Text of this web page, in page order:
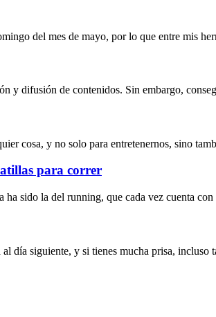
del mes de mayo, por lo que entre mis
y difusión de contenidos. Sin embargo,
cosa, y no solo para entretenernos, sino
para correr
sido la del running, que cada vez cuenta con
día siguiente, y si tienes mucha prisa, incluso